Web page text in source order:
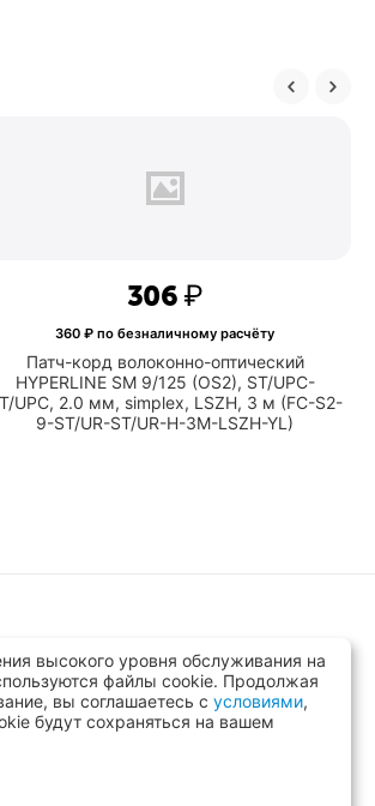
Патч-корд волоконно-оптический
HYPERLINE SM 9/125 (OS2), ST/UPC-
UPC, 2.0 мм, simplex, LSZH, 3 м (FC-S2-
9-ST/UR-ST/UR-H-3M-LSZH-YL)
‍306‍₽
360 ₽ по безналичному расчёту
д.8 стр.1
высокого уровня обслуживания на
файлы cookie. Продолжая
вы соглашаетесь с условиями,
будут сохраняться на вашем